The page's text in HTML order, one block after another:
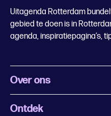
Uitagenda Rotterdam
gebied te doen is in
agenda, inspiratiepagina’s,
Over ons
Wat is Uitagenda Rotterdam
Ontdek